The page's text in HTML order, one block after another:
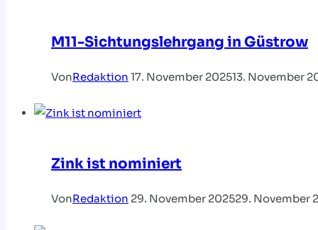
M11-Sichtungslehrgang in Güstrow
VonRedaktion 17. November 202513. November
Zink ist nominiert
VonRedaktion 29. November 202529. November